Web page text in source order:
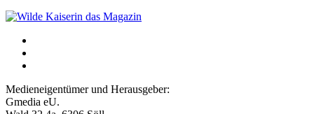
Medieneigentümer und Herausgeber:
Gmedia eU.